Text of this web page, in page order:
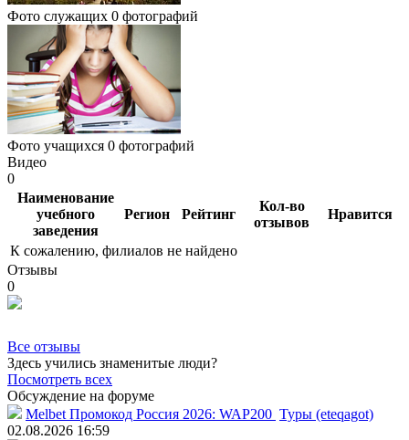
Фото служащих 0 фотографий
Фото учащихся 0 фотографий
Видео
0
Наименование
учебного
заведения
Регион Рейтинг
Кол-во
отзывов
Нравится
К сожалению, филиалов не найдено
Отзывы
0
Все отзывы
Здесь учились знаменитые люди?
Посмотреть всех
Обсуждение на форуме
Melbet Промокод Россия 2026: WAP200 Туры (eteqagot)
02.08.2026 16:59